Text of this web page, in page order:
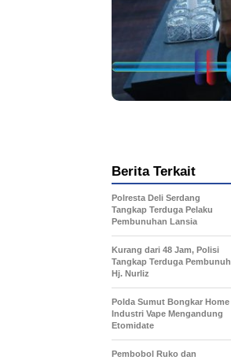
Berita Terkait
Polresta Deli Serdang
Tangkap Terduga Pelaku
Pembunuhan Lansia
Kurang dari 48 Jam, Polisi
Tangkap Terduga Pembunuh
Hj. Nurliz
Polda Sumut Bongkar Home
Industri Vape Mengandung
Etomidate
Pembobol Ruko dan